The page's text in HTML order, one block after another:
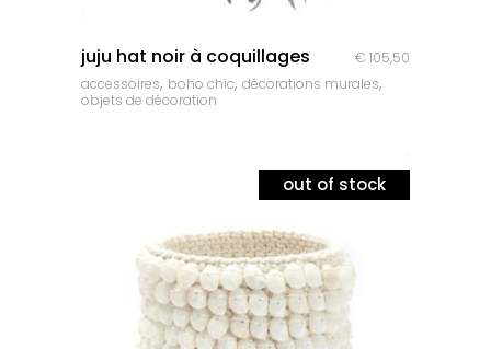
juju hat noir à coquillages € 105,50
accessoires, boho chic, décorations murales,
objets de décoration
out of stock